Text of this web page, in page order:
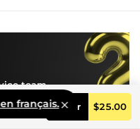
Order $25.00
français.
team